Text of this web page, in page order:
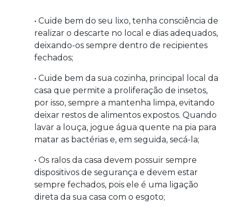
• Cuide bem do seu lixo, tenha consciência de
realizar o descarte no local e dias adequados,
deixando-os sempre dentro de recipientes
fechados;
• Cuide bem da sua cozinha, principal local da
casa que permite a proliferação de insetos,
por isso, sempre a mantenha limpa, evitando
deixar restos de alimentos expostos. Quando
lavar a louça, jogue água quente na pia para
matar as bactérias e, em seguida, secá-la;
• Os ralos da casa devem possuir sempre
dispositivos de segurança e devem estar
sempre fechados, pois ele é uma ligação
direta da sua casa com o esgoto;